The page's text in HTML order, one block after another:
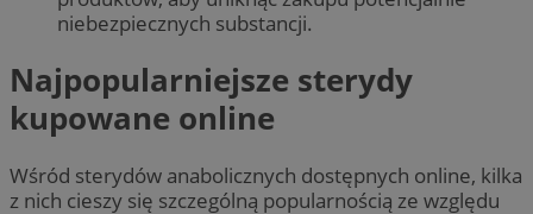
niebezpiecznych substancji.
Najpopularniejsze sterydy
kupowane online
Wśród sterydów anabolicznych dostępnych online, kilka
z nich cieszy się szczególną popularnością ze względu